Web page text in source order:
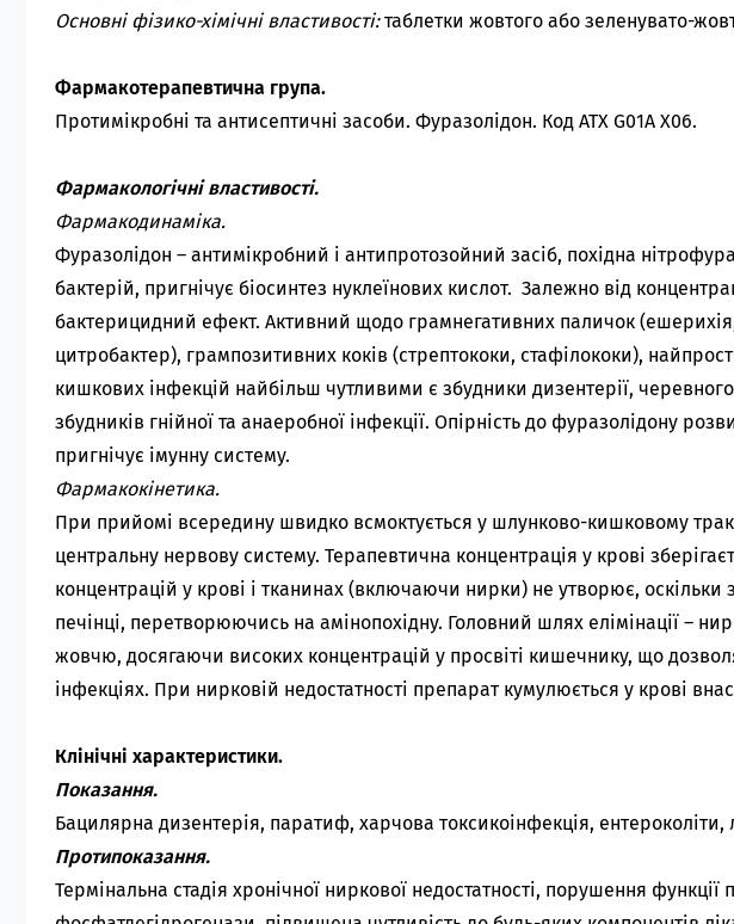
Основні фізико-хімічні властивості: таблетки жовтого або зеленувато-
Фармакотерапевтична група.
Протимікробні та антисептичні засоби. Фуразолідон. Код АТХ G01A X06.
Фармакологічні властивості.
Фармакодинаміка.
Фуразолідон – антимікробний і антипротозойний засіб, похідна
бактерій, пригнічує біосинтез нуклеїнових кислот. Залежно від
бактерицидний ефект. Активний щодо грамнегативних паличок
цитробактер), грампозитивних коків (стрептококи, стафілококи),
кишкових інфекцій найбільш чутливими є збудники дизентерії,
збудників гнійної та анаеробної інфекції. Опірність до фуразолідону
пригнічує імунну систему.
Фармакокінетика.
При прийомі всередину швидко всмоктується у шлунково-кишковому
центральну нервову систему. Терапевтична концентрація у крові
концентрацій у крові і тканинах (включаючи нирки) не утворює,
печінці, перетворюючись на амінопохідну. Головний шлях елімінації –
жовчю, досягаючи високих концентрацій у просвіті кишечнику, що
інфекціях. При нирковій недостатності препарат кумулюється у крові
Клінічні характеристики.
Показання.
Бацилярна дизентерія, паратиф, харчова токсикоінфекція, ентероколіти,
Протипоказання.
Термінальна стадія хронічної ниркової недостатності, порушення